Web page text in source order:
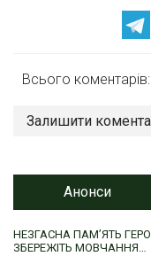
Всього коментарів:
Залишити
Анонси
НЕЗГАСНА ПАМ’ЯТЬ
ЗБЕРЕЖІТЬ МОВЧАННЯ…